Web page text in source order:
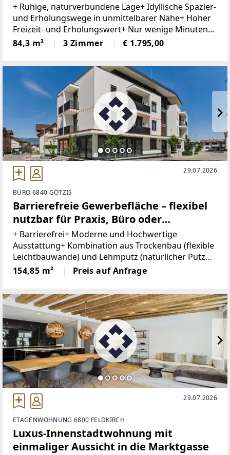
+ Ruhige, naturverbundene Lage+ Idyllische Spazier-
und Erholungswege in unmittelbarer Nähe+ Hoher
Freizeit- und Erholungswert+ Nur wenige Minuten
zum Einkaufszentrum Am Garnmarkt+ Helle,
lichtdurchflutete Räume+ Moderne Einbauküche+
84,3 m² 3 Zimmer € 1.795,00
29.07.2026
BÜRO 6840 GÖTZIS
Barrierefreie Gewerbefläche – flexibel
nutzbar für Praxis, Büro oder
Dienstleistungsbetriebe
+ Barrierefrei+ Moderne und Hochwertige
Ausstattung+ Kombination aus Trockenbau (flexible
Leichtbauwände) und Lehmputz (natürlicher Putz
für ein angenehmes Raumklima und gute
Feuchtigkeitsregulierung)+ Integrierte
154,85 m² Preis auf Anfrage
29.07.2026
ETAGENWOHNUNG 6800 FELDKIRCH
Luxus-Innenstadtwohnung mit
einmaliger Aussicht in die Marktgasse